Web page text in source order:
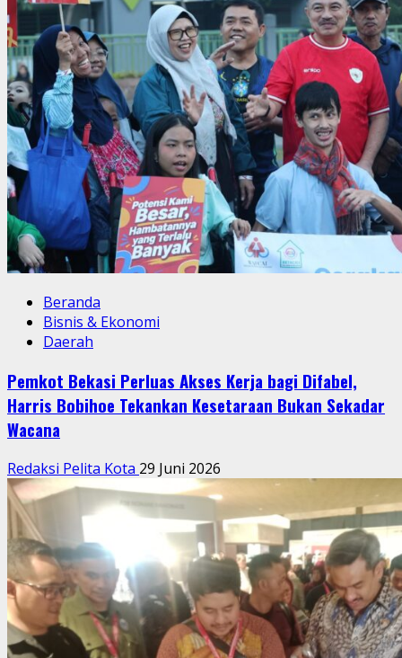
Beranda
Bisnis & Ekonomi
Daerah
Pemkot Bekasi Perluas Akses Kerja bagi Difabel,
Harris Bobihoe Tekankan Kesetaraan Bukan Sekadar
Wacana
Redaksi Pelita Kota 29 Juni 2026